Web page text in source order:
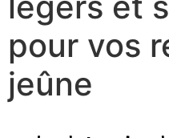
pour vos
jeûne